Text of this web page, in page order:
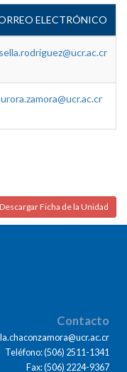
ELECTRÓNICO
Descargar Ficha de la Unidad
Contacto
Teléfono: (506) 2511-1341
Fax: (506) 2224-9367